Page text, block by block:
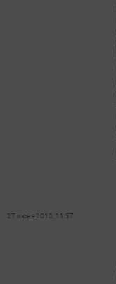
27 июня 2015, 11:37